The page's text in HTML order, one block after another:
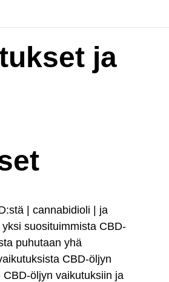
ja
| cannabidioli | ja
suosituimmista CBD-
puhutaan yhä
CBD-öljyn
öljyn vaikutuksiin ja